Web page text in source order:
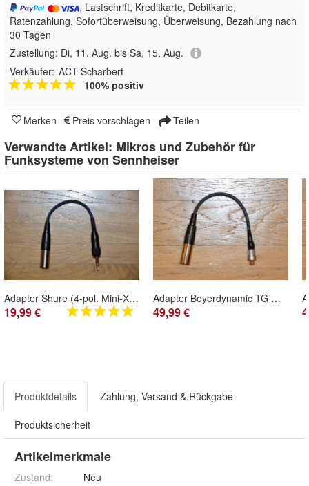
, Lastschrift, Kreditkarte, Debitkarte,
Ratenzahlung, Sofortüberweisung, Überweisung, Bezahlung nach
30 Tagen
Zustellung: Di, 11. Aug. bis Sa, 15. Aug.
Verkäufer: ACT-Scharbert
100% positiv
Merken Preis vorschlagen Teilen
Verwandte Artikel: Mikros und Zubehör für
Funksysteme von Sennheiser
Adapter Shure (4-pol. Mini-XLR TA4M TQG) für Sennheiser EW SK 100 300 500, XSW etc
19,99 €
Adapter Beyerdynamic TG MCE10 H34/55/56/57/58 auf Sennheiser SK 250/3063/5012/ EW-DX
49,99 €
Produktdetails Zahlung, Versand & Rückgabe
Produktsicherheit
Artikelmerkmale
Zustand: Neu